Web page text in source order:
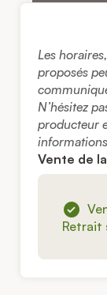
Les
proposés
N’hésitez
producteur
Vente de
Retrait